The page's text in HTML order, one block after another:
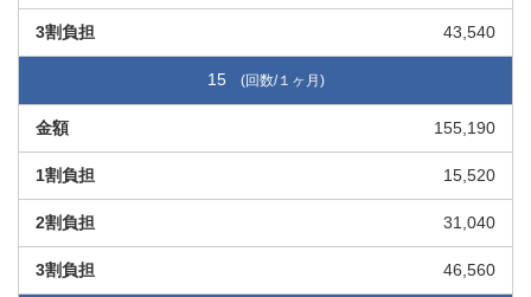
43,540
15
155,190
15,520
31,040
46,560